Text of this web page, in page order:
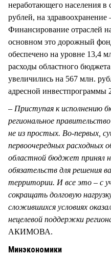
неработающего населения
рублей, на здравоохранение
Финансирование отраслей
основном это дорожный
обеспечено на уровне 13,4
расходы областного
увеличились на 567 млн.
адресной инвестпрограммы
– Приступая к исполнению
региональное
не из простых. Во-первых,
первоочередных расходных
областной бюджет принял
обязательств для решения
территории. И все это – с
сокращать долговую
сложившихся условиях
нецелевой поддержки
АКИМОВА.
Минэкономики